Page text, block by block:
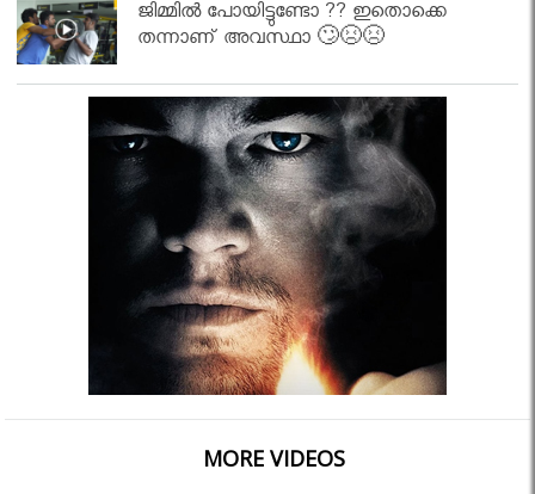
ജിമ്മിൽ പോയിട്ടുണ്ടോ ?? ഇതൊക്കെ
തന്നാണ് അവസ്ഥാ 🙄😣😣
MORE VIDEOS